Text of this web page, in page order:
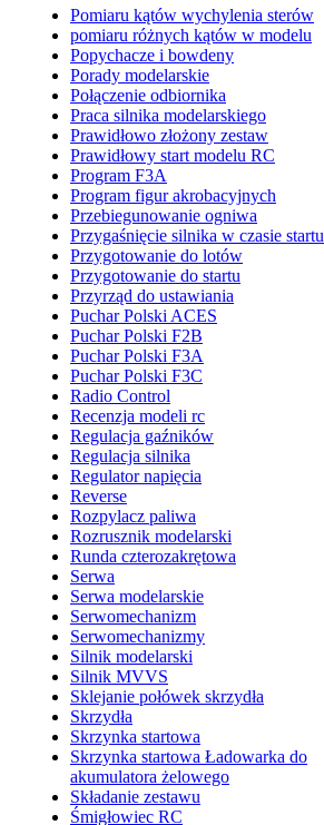
Pomiaru kątów wychylenia sterów
pomiaru różnych kątów w modelu
Popychacze i bowdeny
Porady modelarskie
Połączenie odbiornika
Praca silnika modelarskiego
Prawidłowo złożony zestaw
Prawidłowy start modelu RC
Program F3A
Program figur akrobacyjnych
Przebiegunowanie ogniwa
Przygaśnięcie silnika w czasie startu
Przygotowanie do lotów
Przygotowanie do startu
Przyrząd do ustawiania
Puchar Polski ACES
Puchar Polski F2B
Puchar Polski F3A
Puchar Polski F3C
Radio Control
Recenzja modeli rc
Regulacja gaźników
Regulacja silnika
Regulator napięcia
Reverse
Rozpylacz paliwa
Rozrusznik modelarski
Runda czterozakrętowa
Serwa
Serwa modelarskie
Serwomechanizm
Serwomechanizmy
Silnik modelarski
Silnik MVVS
Sklejanie połówek skrzydła
Skrzydła
Skrzynka startowa
Skrzynka startowa Ładowarka do
akumulatora żelowego
Składanie zestawu
Śmigłowiec RC